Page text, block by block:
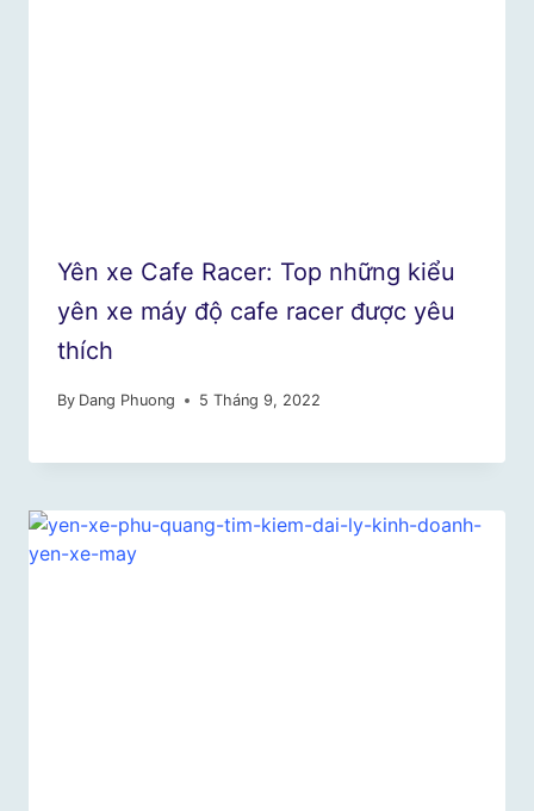
Yên xe Cafe Racer: Top những kiểu
yên xe máy độ cafe racer được yêu
thích
By Dang Phuong 5 Tháng 9, 2022